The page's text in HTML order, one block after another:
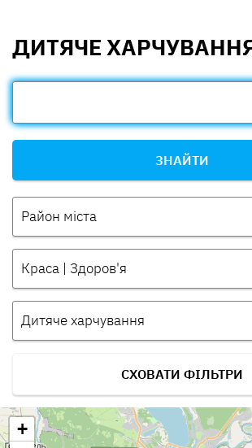
ДИТЯЧЕ
ЗНАЙТИ
Район міста
Краса | Здоров'я
Дитяче харчування
СХОВАТИ ФІЛЬТРИ
+